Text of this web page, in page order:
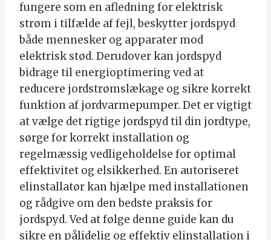
fungere som en afledning for elektrisk
strøm i tilfælde af fejl, beskytter jordspyd
både mennesker og apparater mod
elektrisk stød. Derudover kan jordspyd
bidrage til energioptimering ved at
reducere jordstrømslækage og sikre korrekt
funktion af jordvarmepumper. Det er vigtigt
at vælge det rigtige jordspyd til din jordtype,
sørge for korrekt installation og
regelmæssig vedligeholdelse for optimal
effektivitet og elsikkerhed. En autoriseret
elinstallatør kan hjælpe med installationen
og rådgive om den bedste praksis for
jordspyd. Ved at følge denne guide kan du
sikre en pålidelig og effektiv elinstallation i